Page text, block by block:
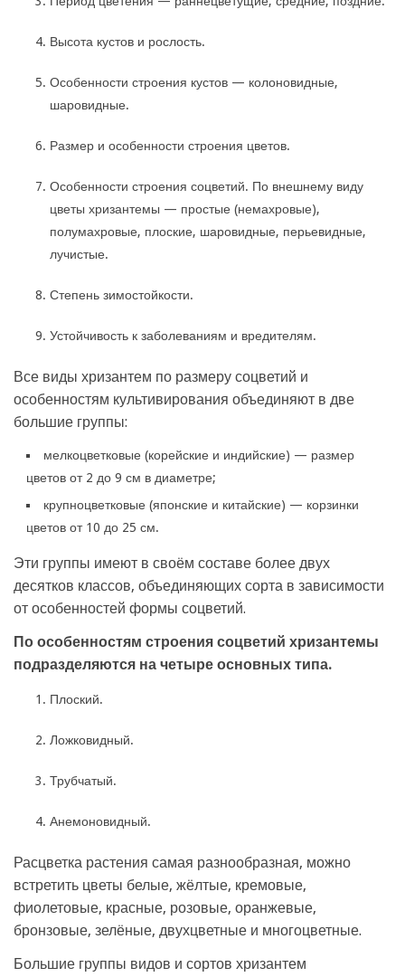
Высота кустов и рослость.
Особенности строения кустов — колоновидные,
шаровидные.
Размер и особенности строения цветов.
Особенности строения соцветий. По внешнему виду
цветы хризантемы — простые (немахровые),
полумахровые, плоские, шаровидные, перьевидные,
лучистые.
Степень зимостойкости.
Устойчивость к заболеваниям и вредителям.
Все виды хризантем по размеру соцветий и
особенностям культивирования объединяют в две
большие группы:
мелкоцветковые (корейские и индийские) — размер
цветов от 2 до 9 см в диаметре;
крупноцветковые (японские и китайские) — корзинки
цветов от 10 до 25 см.
Эти группы имеют в своём составе более двух
десятков классов, объединяющих сорта в зависимости
от особенностей формы соцветий.
По особенностям строения соцветий хризантемы
подразделяются на четыре основных типа.
Плоский.
Ложковидный.
Трубчатый.
Анемоновидный.
Расцветка растения самая разнообразная, можно
встретить цветы белые, жёлтые, кремовые,
фиолетовые, красные, розовые, оранжевые,
бронзовые, зелёные, двухцветные и многоцветные.
Большие группы видов и сортов хризантем